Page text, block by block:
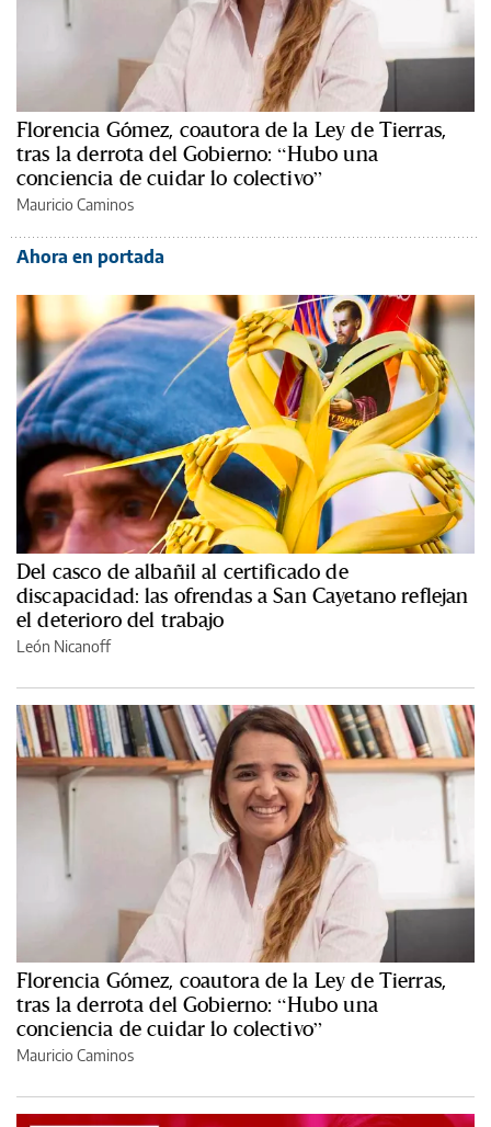
Florencia Gómez, coautora de la Ley de Tierras,
tras la derrota del Gobierno: “Hubo una
conciencia de cuidar lo colectivo”
Mauricio Caminos
Ahora en portada
Del casco de albañil al certificado de
discapacidad: las ofrendas a San Cayetano reflejan
el deterioro del trabajo
León Nicanoff
Florencia Gómez, coautora de la Ley de Tierras,
tras la derrota del Gobierno: “Hubo una
conciencia de cuidar lo colectivo”
Mauricio Caminos